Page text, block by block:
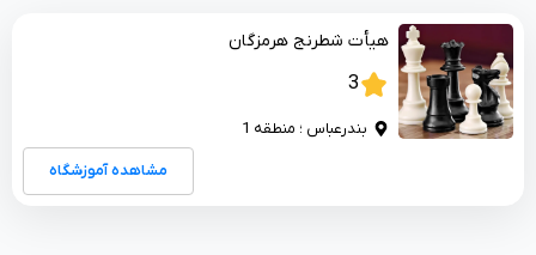
هیأت شطرنج هرمزگان
3
بندرعباس ؛ منطقه 1
مشاهده آموزشگاه